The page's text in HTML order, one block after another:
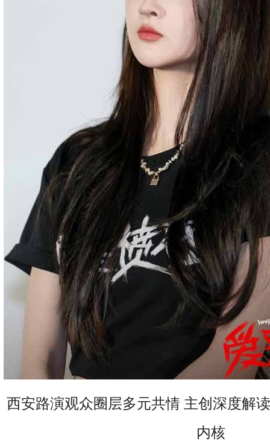
西安路演观众圈层多元共情 主创深度解
内核